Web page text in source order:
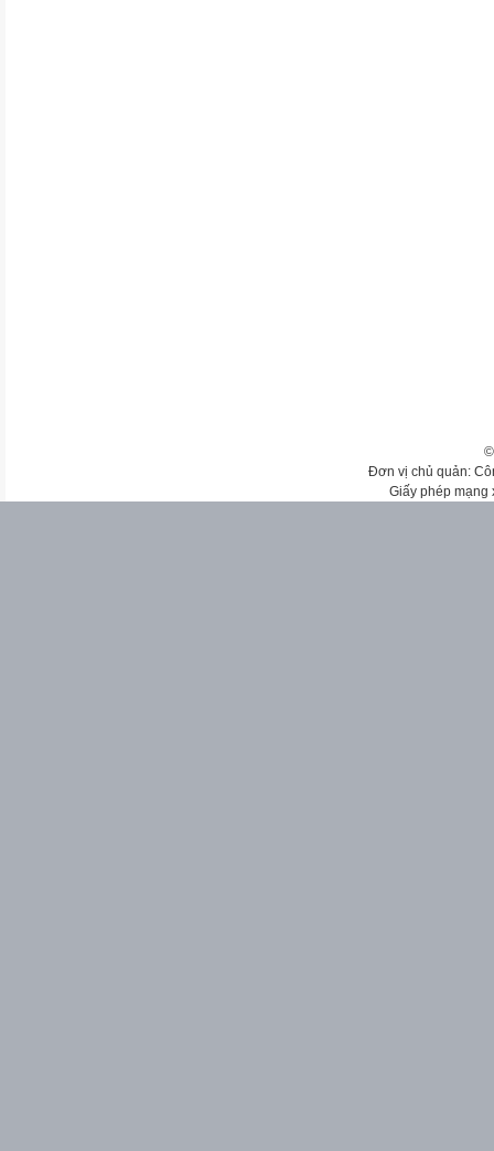
Đơn vị chủ quản:
Giấy phép mạng